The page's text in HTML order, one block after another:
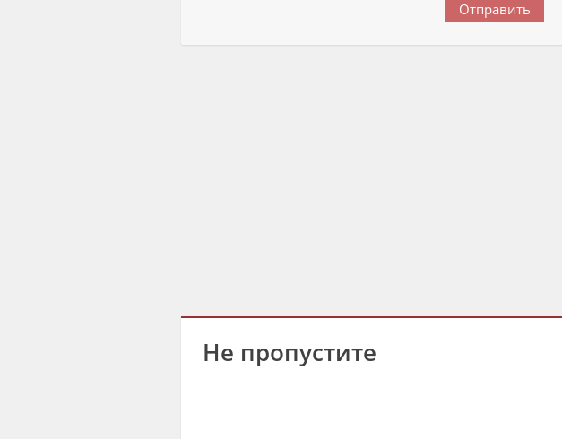
Не пропустите